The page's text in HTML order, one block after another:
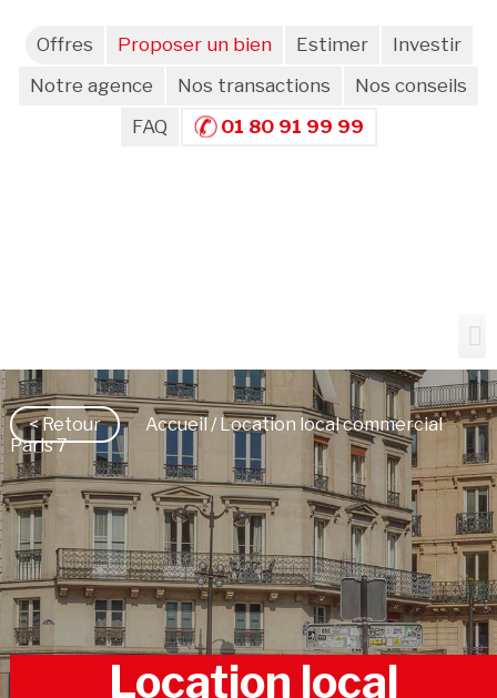
Offres Proposer un bien Estimer
Investir
Notre agence
Nos transactions
Nos conseils
FAQ
01 80 91 99 99
< Retour Accueil/ Location local commercial
Paris 7
Location local